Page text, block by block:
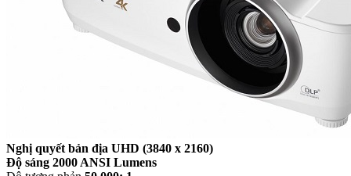
Nghị quyết bản địa UHD (3840 x 2160)
Độ sáng 2000 ANSI Lumens